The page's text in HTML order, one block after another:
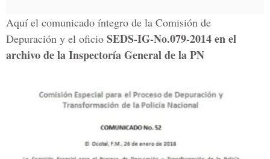
Aquí el comunicado íntegro de la Comisión de
Depuración y el oficio SEDS-IG-No.079-2014 en el
archivo de laInspectoría General de la PN